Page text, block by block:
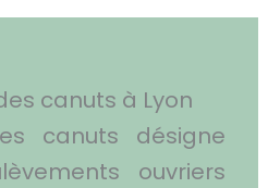
canuts à Lyon
canuts désigne
ouvriers